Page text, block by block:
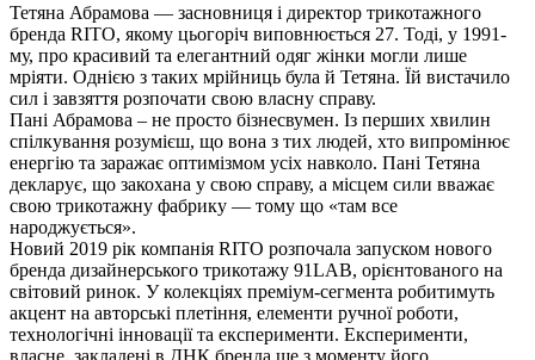
Тетяна Абрамова — засновниця і директор трикотажного
бренда RITO, якому цьогоріч виповнюється 27. Тоді, у 1991-
му, про красивий та елегантний одяг жінки могли лише
мріяти. Однією з таких мрійниць була й Тетяна. Їй вистачило
сил і завзяття розпочати свою власну справу.
Пані Абрамова – не просто бізнесвумен. Із перших хвилин
спілкування розумієш, що вона з тих людей, хто випромінює
енергію та заражає оптимізмом усіх навколо. Пані Тетяна
декларує, що закохана у свою справу, а місцем сили вважає
свою трикотажну фабрику — тому що «там все
народжується».
Новий 2019 рік компанія RITO розпочала запуском нового
бренда дизайнерського трикотажу 91LAB, орієнтованого на
світовий ринок. У колекціях преміум-сегмента робитимуть
акцент на авторські плетіння, елементи ручної роботи,
технологічні інновації та експерименти. Експерименти,
власне, закладені в ДНК бренда ще з моменту його